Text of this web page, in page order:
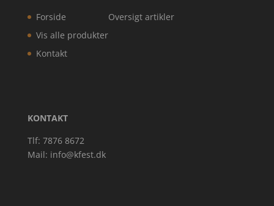
Forside
Vis alle produkter
Kontakt
Oversigt artikler
KONTAKT
Tlf: 7876 8672
Mail: info@kfest.dk